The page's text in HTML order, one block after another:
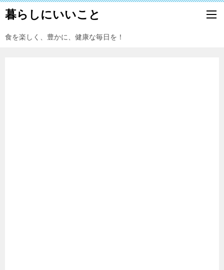
暮らしにいいこと
食を楽しく、豊かに、健康な毎日を！